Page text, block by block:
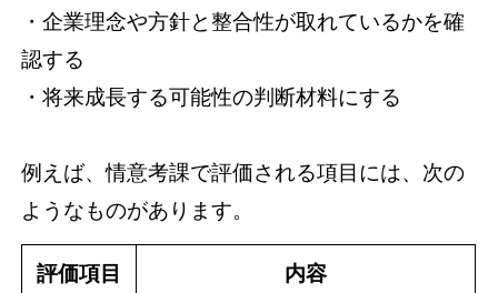
・企業理念や方針と整合性が取れているかを確
認する
・将来成長する可能性の判断材料にする
例えば、情意考課で評価される項目には、次の
ようなものがあります。
評価項目 内容